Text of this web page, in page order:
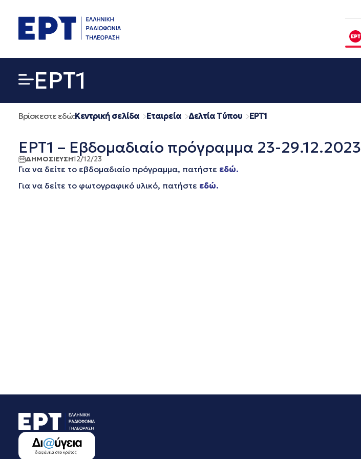
περιεχόμενο
EΡΤ1
Βρίσκεστε εδώ:Κεντρική σελίδα Εταιρεία Δελτία Τύπου EΡΤ1
ΕΡΤ1 – Εβδομαδιαίο πρόγραμμα 23-29.12.2023
ΔΗΜΟΣΙΕΥΣΗ12/12/23
Για να δείτε το εβδομαδιαίο πρόγραμμα, πατήστε εδώ.
Για να δείτε το φωτογραφικό υλικό, πατήστε εδώ.